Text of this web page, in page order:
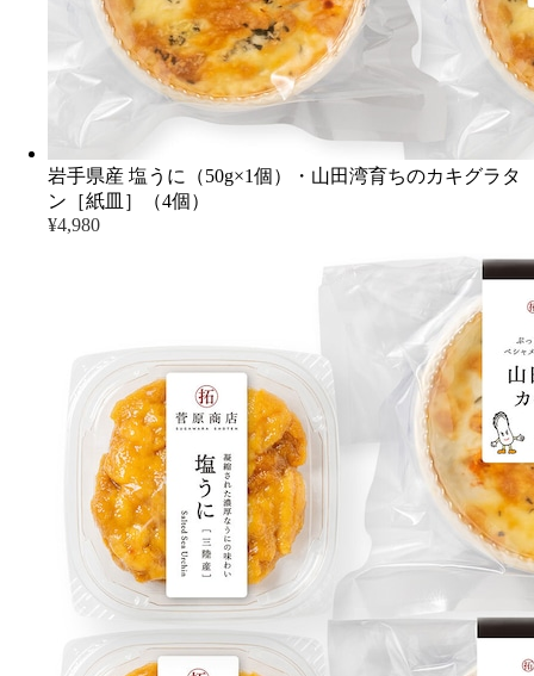
岩手県産 塩うに（50g×1個）・山田湾育ちのカキグラタ
ン［紙皿］（4個）
¥4,980